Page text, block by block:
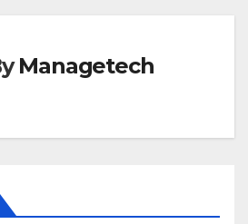
Managetech